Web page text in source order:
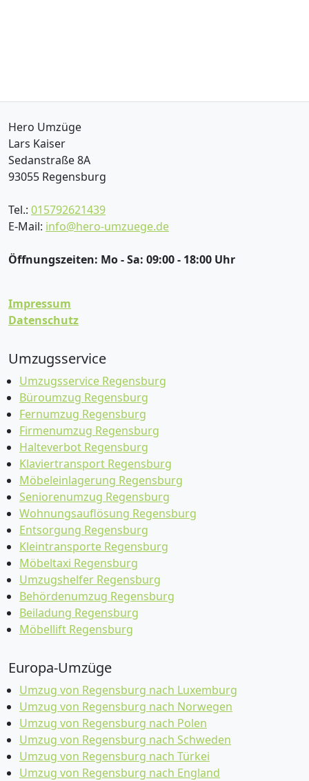
Hero Umzüge
Lars Kaiser
Sedanstraße 8A
93055 Regensburg
Tel.: 015792621439
E-Mail: info@hero-umzuege.de
Öffnungszeiten: Mo - Sa: 09:00 - 18:00 Uhr
Impressum
Datenschutz
Umzugsservice
Umzugsservice Regensburg
Büroumzug Regensburg
Fernumzug Regensburg
Firmenumzug Regensburg
Halteverbot Regensburg
Klaviertransport Regensburg
Möbeleinlagerung Regensburg
Seniorenumzug Regensburg
Wohnungsauflösung Regensburg
Entsorgung Regensburg
Kleintransporte Regensburg
Möbeltaxi Regensburg
Umzugshelfer Regensburg
Behördenumzug Regensburg
Beiladung Regensburg
Möbellift Regensburg
Europa-Umzüge
Umzug von Regensburg nach Luxemburg
Umzug von Regensburg nach Norwegen
Umzug von Regensburg nach Polen
Umzug von Regensburg nach Schweden
Umzug von Regensburg nach Türkei
Umzug von Regensburg nach England